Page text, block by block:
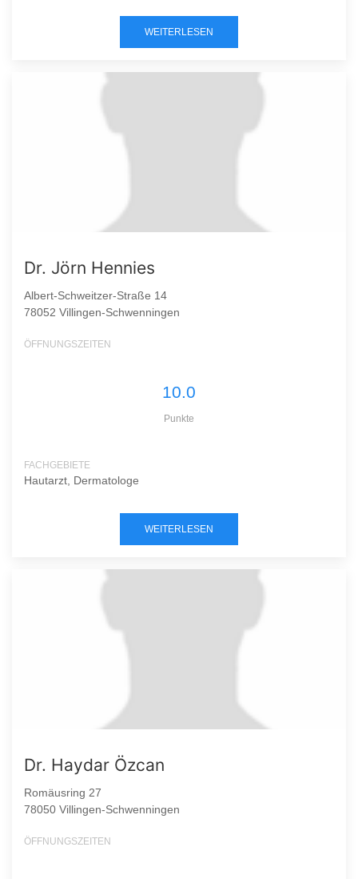
WEITERLESEN
Dr. Jörn Hennies
Albert-Schweitzer-Straße 14
78052 Villingen-Schwenningen
ÖFFNUNGSZEITEN
10.0
Punkte
FACHGEBIETE
Hautarzt, Dermatologe
WEITERLESEN
Dr. Haydar Özcan
Romäusring 27
78050 Villingen-Schwenningen
ÖFFNUNGSZEITEN